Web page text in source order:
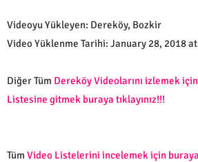
Videoyu Yükleyen: Dereköy, Bozkir
Video Yüklenme Tarihi: January 28, 2018
Diğer Tüm Dereköy Videolarını izlemek
Listesine gitmek buraya tıklayınız!!!
Tüm Video Listelerini incelemek için buraya